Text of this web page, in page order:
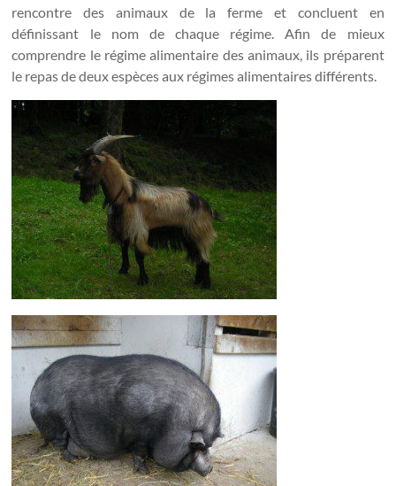
rencontre des animaux de la ferme et concluent en
définissant le nom de chaque régime. Afin de mieux
comprendre le régime alimentaire des animaux, ils préparent
le repas de deux espèces aux régimes alimentaires différents.